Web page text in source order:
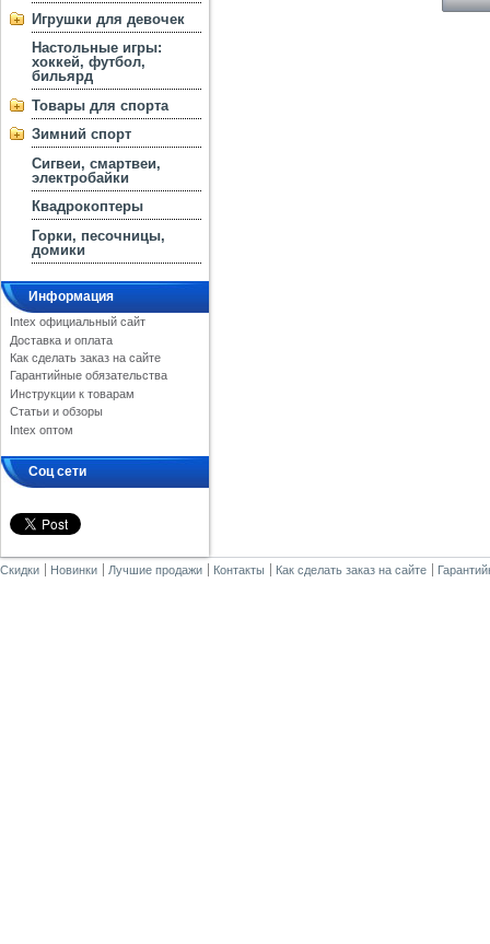
Игрушки для девочек
Настольные игры:
хоккей, футбол,
бильярд
Товары для спорта
Зимний спорт
Сигвеи, смартвеи,
электробайки
Квадрокоптеры
Горки, песочницы,
домики
Информация
Intex официальный сайт
Доставка и оплата
Как сделать заказ на сайте
Гарантийные обязательства
Инструкции к товарам
Статьи и обзоры
Intex оптом
Соц сети
Скидки Новинки Лучшие продажи Контакты Как сделать заказ на сайте